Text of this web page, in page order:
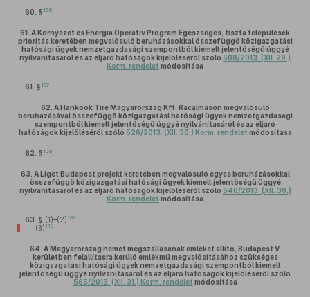
60. § 106
61. A Környezet és Energia Operatív Program Egészséges, tiszta települések
prioritás keretében megvalósuló beruházásokkal összefüggő közigazgatási
hatósági ügyek nemzetgazdasági szempontból kiemelt jelentőségű üggyé
nyilvánításáról és az eljáró hatóságok kijelöléséről szóló 508/2013. (XII. 29.)
Korm. rendelet módosítása
61. § 107
62. A Hankook Tire Magyarország Kft. Rácalmáson megvalósuló
beruházásával összefüggő közigazgatási hatósági ügyek nemzetgazdasági
szempontból kiemelt jelentőségű üggyé nyilvánításáról és az eljáró
hatóságok kijelöléséről szóló 526/2013. (XII. 30.) Korm. rendelet módosítása
62. § 108
63. A Liget Budapest projekt keretében megvalósuló egyes beruházásokkal
összefüggő közigazgatási hatósági ügyek kiemelt jelentőségű üggyé
nyilvánításáról és az eljáró hatóságok kijelöléséről szóló 546/2013. (XII. 30.)
Korm. rendelet módosítása
63. § (1)–(2) 109
(3) 110
64. A Magyarország német megszállásának emléket állító, Budapest V.
kerületben felállításra kerülő emlékmű megvalósításához szükséges
közigazgatási hatósági ügyek nemzetgazdasági szempontból kiemelt
jelentőségű üggyé nyilvánításáról és az eljáró hatóságok kijelöléséről szóló
565/2013. (XII. 31.) Korm. rendelet módosítása